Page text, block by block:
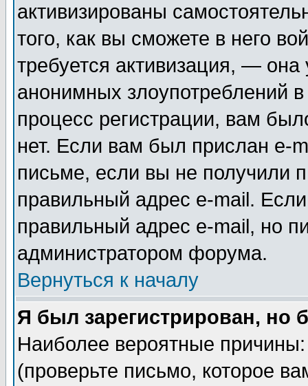
активизированы
того, как вы сможете в него
требуется активизация, —
анонимных злоупотреблений
процесс регистрации, вам
нет. Если вам был прислан e-
письме, если вы не получили
правильный адрес e-mail.
правильный адрес e-mail, но
администратором форума.
Вернуться к началу
Я был зарегистрирован, но
Наиболее вероятные
(проверьте письмо, которое